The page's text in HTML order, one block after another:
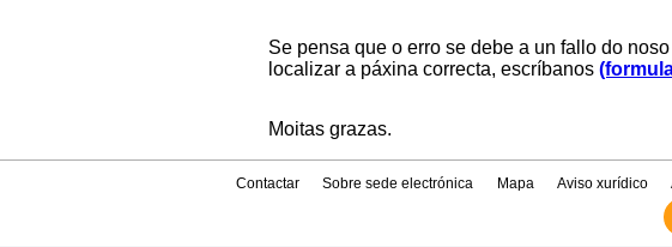
Se pensa que o erro se debe a un fallo do
localizar a páxina correcta, escríbanos
Moitas grazas.
Contactar Sobre sede electrónica Mapa Aviso xurídico